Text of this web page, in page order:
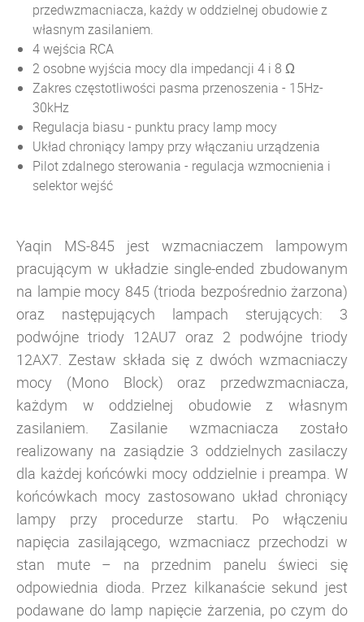
przedwzmacniacza, każdy w oddzielnej obudowie z
własnym zasilaniem.
4 wejścia RCA
2 osobne wyjścia mocy dla impedancji 4 i 8 Ω
Zakres częstotliwości pasma przenoszenia - 15Hz-
30kHz
Regulacja biasu - punktu pracy lamp mocy
Układ chroniący lampy przy włączaniu urządzenia
Pilot zdalnego sterowania - regulacja wzmocnienia i
selektor wejść
Yaqin MS-845 jest wzmacniaczem lampowym
pracującym w układzie single-ended zbudowanym
na lampie mocy 845 (trioda bezpośrednio żarzona)
oraz następujących lampach sterujących: 3
podwójne triody 12AU7 oraz 2 podwójne triody
12AX7. Zestaw składa się z dwóch wzmacniaczy
mocy (Mono Block) oraz przedwzmacniacza,
każdym w oddzielnej obudowie z własnym
zasilaniem. Zasilanie wzmacniacza zostało
realizowany na zasiądzie 3 oddzielnych zasilaczy
dla każdej końcówki mocy oddzielnie i preampa. W
końcówkach mocy zastosowano układ chroniący
lampy przy procedurze startu. Po włączeniu
napięcia zasilającego, wzmacniacz przechodzi w
stan mute – na przednim panelu świeci się
odpowiednia dioda. Przez kilkanaście sekund jest
podawane do lamp napięcie żarzenia, po czym do